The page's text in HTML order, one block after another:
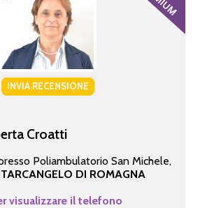
INVIA RECENSIONE
Croatti
Poliambulatorio San Michele,
DI ROMAGNA
visualizzare il telefono